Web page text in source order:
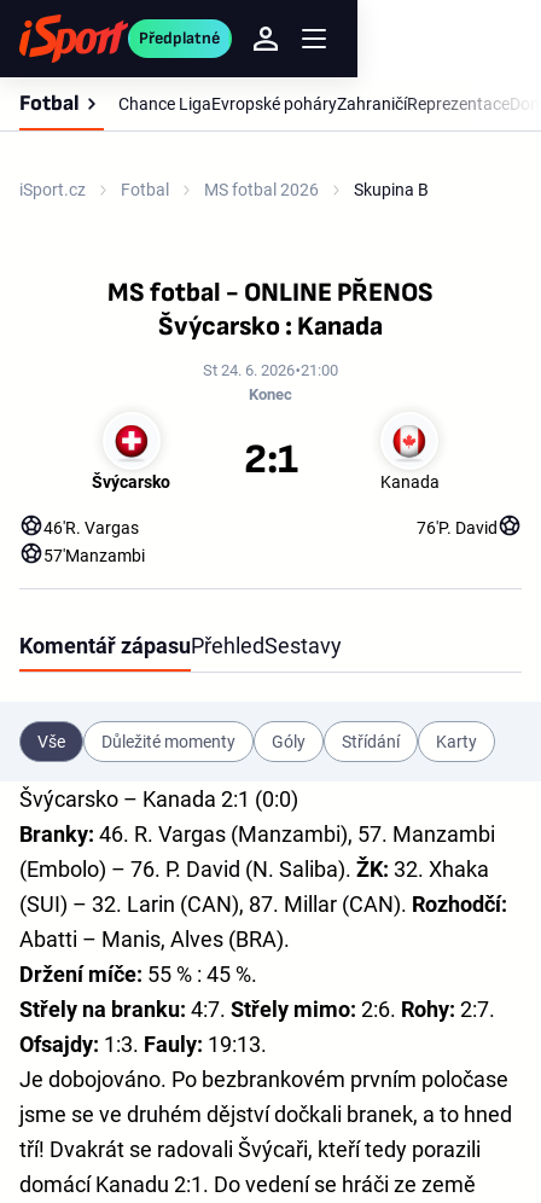
Předplatné
Fotbal Chance LigaEvropské poháryZahraničíReprezentace
iSport.cz Fotbal MS fotbal 2026 Skupina B
MS fotbal - ONLINE PŘENOS
Švýcarsko : Kanada
St 24. 6. 2026 21:00
Konec
Švýcarsko Kanada
2:1
46'R. Vargas
57'Manzambi
76'P. David
Komentář zápasuPřehledSestavy
Vše Důležité momenty Góly Střídání Karty
Švýcarsko – Kanada 2:1 (0:0)
Branky: 46. R. Vargas (Manzambi), 57. Manzambi
(Embolo) – 76. P. David (N. Saliba). ŽK: 32. Xhaka
(SUI) – 32. Larin (CAN), 87. Millar (CAN). Rozhodčí:
Abatti – Manis, Alves (BRA).
Držení míče: 55 % : 45 %.
Střely na branku: 4:7. Střely mimo: 2:6. Rohy: 2:7.
Ofsajdy: 1:3. Fauly: 19:13.
Je dobojováno. Po bezbrankovém prvním poločase
jsme se ve druhém dějství dočkali branek, a to hned
tří! Dvakrát se radovali Švýcaři, kteří tedy porazili
domácí Kanadu 2:1. Do vedení se hráči ze země